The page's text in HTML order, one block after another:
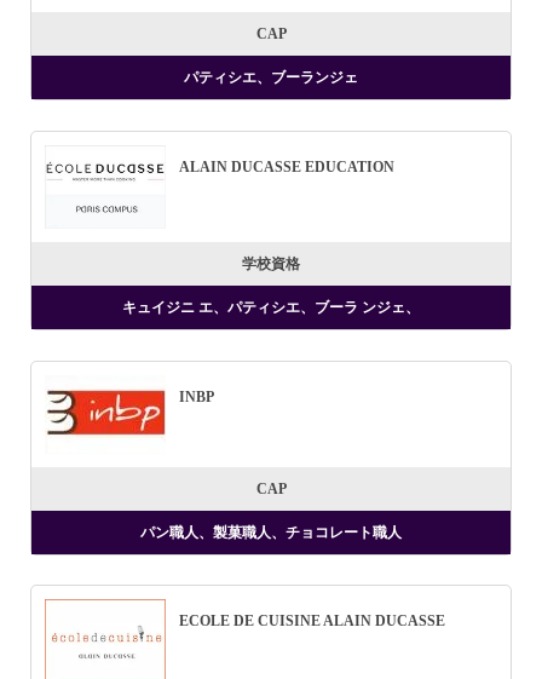
CAP
パティシエ、ブーランジェ
ALAIN DUCASSE EDUCATION
学校資格
キュイジニ エ、パティシエ、ブーラ ンジェ、
INBP
CAP
パン職人、製菓職人、チョコレート職人
ECOLE DE CUISINE ALAIN DUCASSE